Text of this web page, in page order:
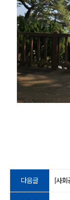
다음글 [사회